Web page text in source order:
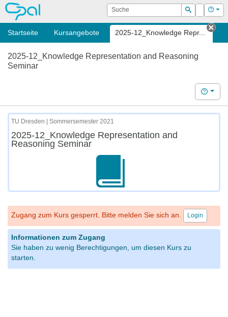
OPAL Suche
Suchen
Login Hilfe
Startseite Kursangebote 2025-12_Knowledge Repr...
2025-12_Knowledge Representation and Reasoning
Seminar
Hilfe
TU Dresden | Sommersemester 2021
2025-12_Knowledge Representation and
Reasoning Seminar
Zugang zum Kurs gesperrt. Bitte melden Sie sich an. Login
Informationen zum Zugang
Sie haben zu wenig Berechtigungen, um diesen Kurs zu
starten.